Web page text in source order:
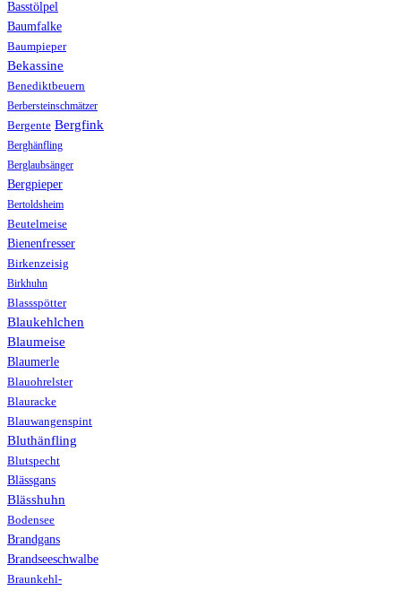
Basstölpel
Baumfalke
Baumpieper
Bekassine
Benediktbeuern
Berbersteinschmätzer
Bergente Bergfink
Berghänfling
Berglaubsänger
Bergpieper
Bertoldsheim
Beutelmeise
Bienenfresser
Birkenzeisig
Birkhuhn
Blassspötter
Blaukehlchen
Blaumeise
Blaumerle
Blauohrelster
Blauracke
Blauwangenspint
Bluthänfling
Blutspecht
Blässgans
Blässhuhn
Bodensee
Brandgans
Brandseeschwalbe
Braunkehl-